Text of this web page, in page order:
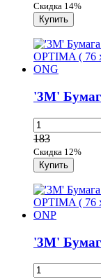
Скидка 14%
'3M'
183
Скидка 12%
'3M'